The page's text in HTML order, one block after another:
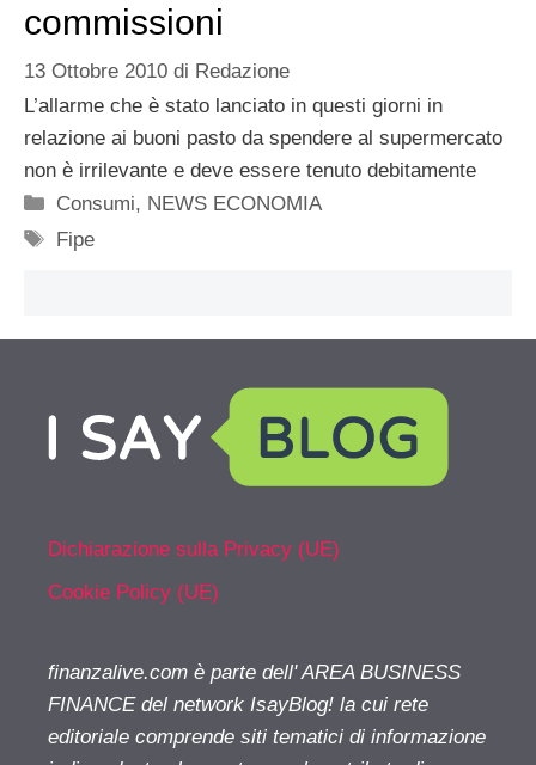
commissioni
13 Ottobre 2010 di Redazione
L’allarme che è stato lanciato in questi giorni in
relazione ai buoni pasto da spendere al supermercato
non è irrilevante e deve essere tenuto debitamente
Categorie
Consumi, NEWS ECONOMIA
Tag
Fipe
Dichiarazione sulla Privacy (UE)
Cookie Policy (UE)
finanzalive.com è parte dell' AREA BUSINESS
FINANCE del network IsayBlog! la cui rete
editoriale comprende siti tematici di informazione